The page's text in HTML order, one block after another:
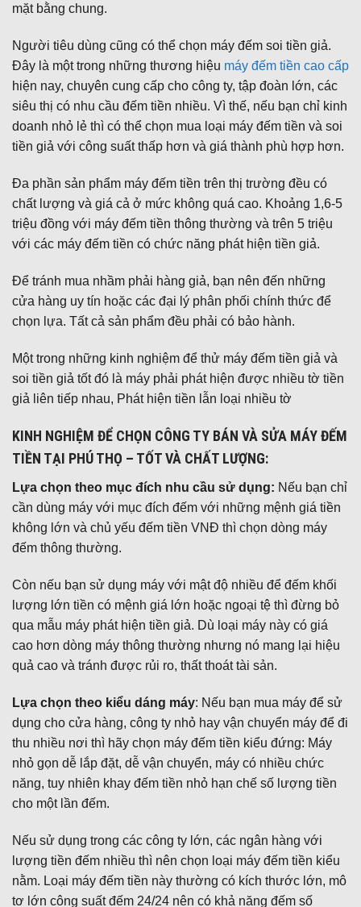
mặt bằng chung.
Người tiêu dùng cũng có thể chọn máy đếm soi tiền giả.
Đây là một trong những thương hiệu máy đếm tiền cao cấp
hiện nay, chuyên cung cấp cho công ty, tập đoàn lớn, các
siêu thị có nhu cầu đếm tiền nhiều. Vì thế, nếu bạn chỉ kinh
doanh nhỏ lẻ thì có thể chọn mua loại máy đếm tiền và soi
tiền giả với công suất thấp hơn và giá thành phù hợp hơn.
Đa phần sản phẩm máy đếm tiền trên thị trường đều có
chất lượng và giá cả ở mức không quá cao. Khoảng 1,6-5
triệu đồng với máy đếm tiền thông thường và trên 5 triệu
với các máy đếm tiền có chức năng phát hiện tiền giả.
Để tránh mua nhầm phải hàng giả, bạn nên đến những
cửa hàng uy tín hoặc các đại lý phân phối chính thức để
chọn lựa. Tất cả sản phẩm đều phải có bảo hành.
Một trong những kinh nghiệm để thử máy đếm tiền giả và
soi tiền giả tốt đó là máy phải phát hiện được nhiều tờ tiền
giả liên tiếp nhau, Phát hiện tiền lẫn loại nhiều tờ
KINH NGHIỆM ĐỂ CHỌN CÔNG TY BÁN VÀ SỬA MÁY ĐẾM
TIỀN TẠI PHÚ THỌ – TỐT VÀ CHẤT LƯỢNG:
Lựa chọn theo mục đích nhu cầu sử dụng: Nếu bạn chỉ
cần dùng máy với mục đích đếm với những mệnh giá tiền
không lớn và chủ yếu đếm tiền VNĐ thì chọn dòng máy
đếm thông thường.
Còn nếu bạn sử dụng máy với mật độ nhiều để đếm khối
lượng lớn tiền có mệnh giá lớn hoặc ngoại tệ thì đừng bỏ
qua mẫu máy phát hiện tiền giả. Dù loại máy này có giá
cao hơn dòng máy thông thường nhưng nó mang lại hiệu
quả cao và tránh được rủi ro, thất thoát tài sản.
Lựa chọn theo kiểu dáng máy: Nếu bạn mua máy để sử
dụng cho cửa hàng, công ty nhỏ hay vận chuyển máy để đi
thu nhiều nơi thì hãy chọn máy đếm tiền kiểu đứng: Máy
nhỏ gọn dễ lắp đặt, dễ vận chuyển, máy có nhiều chức
năng, tuy nhiên khay đếm tiền nhỏ hạn chế số lượng tiền
cho một lần đếm.
Nếu sử dụng trong các công ty lớn, các ngân hàng với
lượng tiền đếm nhiều thì nên chọn loại máy đếm tiền kiểu
nằm. Loại máy đếm tiền này thường có kích thước lớn, mô
tơ lớn công suất đếm 24/24 nên có khả năng đếm số